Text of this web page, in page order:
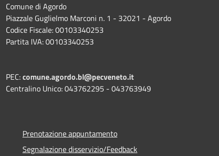
Comune di Agordo
Piazzale Guglielmo Marconi n. 1 - 32021 - Agordo
Codice Fiscale: 00103340253
Partita IVA: 00103340253
PEC:comune.agordo.bl@pecveneto.it
Centralino Unico: 043762295 - 043763949
Prenotazione appuntamento
Segnalazione disservizio/Feedback